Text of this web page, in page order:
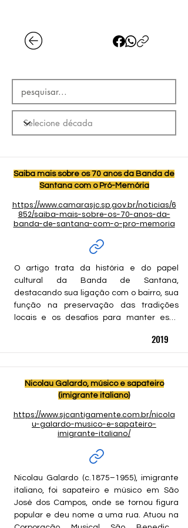
Saiba mais sobre os 70 anos da Banda de
Santana com o Pró-Memória
https://www.camarasjc.sp.gov.br/noticias/6
852/saiba-mais-sobre-os-70-anos-da-
banda-de-santana-com-o-pro-memoria
O artigo trata da história e do papel
cultural da Banda de Santana,
destacando sua ligação com o bairro, sua
função na preservação das tradições
locais e os desafios para manter essa
2019
Nicolau Galardo, músico e sapateiro
(imigrante italiano)
https://www.sjcantigamente.com.br/nicola
u-galardo-musico-e-sapateiro-
imigrante-italiano/
Nicolau Galardo (c.1875–1955), imigrante
italiano, foi sapateiro e músico em São
José dos Campos, onde se tornou figura
popular e deu nome a uma rua. Atuou na